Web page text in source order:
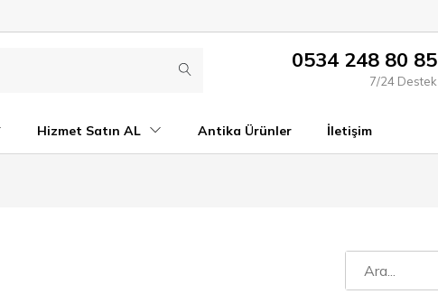
0534 248 80 85
7/24 Destek
Hizmet Satın AL Antika Ürünler İletişim